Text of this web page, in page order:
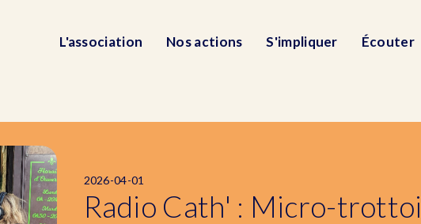
L'association Nos actions S'impliquer Écouter
2026-04-01
Radio Cath' : Micro-